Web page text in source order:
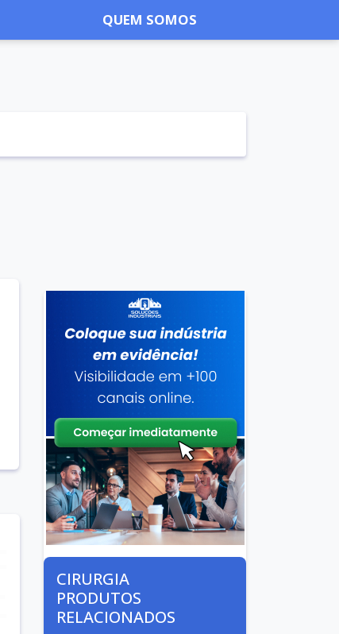
QUEM SOMOS
CIRURGIA
PRODUTOS
RELACIONADOS